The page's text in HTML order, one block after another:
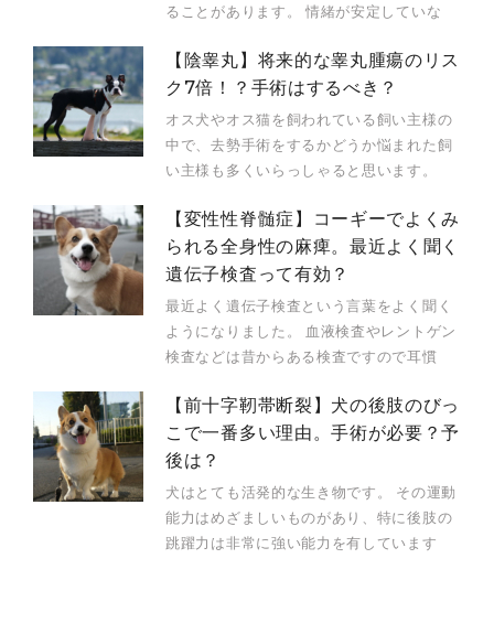
ることがあります。 情緒が安定していな
【陰睾丸】将来的な睾丸腫瘍のリス
ク7倍！？手術はするべき？
オス犬やオス猫を飼われている飼い主様の
中で、去勢手術をするかどうか悩まれた飼
い主様も多くいらっしゃると思います。
【変性性脊髄症】コーギーでよくみ
られる全身性の麻痺。最近よく聞く
遺伝子検査って有効？
最近よく遺伝子検査という言葉をよく聞く
ようになりました。 血液検査やレントゲン
検査などは昔からある検査ですので耳慣
【前十字靭帯断裂】犬の後肢のびっ
こで一番多い理由。手術が必要？予
後は？
犬はとても活発的な生き物です。 その運動
能力はめざましいものがあり、特に後肢の
跳躍力は非常に強い能力を有しています